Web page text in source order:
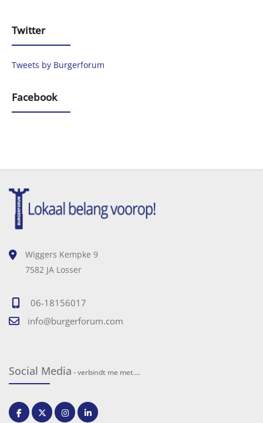
Twitter
Tweets by Burgerforum
Facebook
Wiggers Kempke 9
7582 JA Losser
06-18156017
info@burgerforum.com
Social Media - verbindt me met....